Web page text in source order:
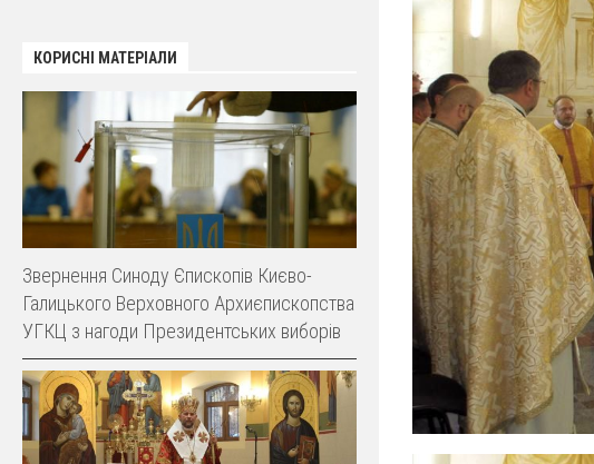
КОРИСНІ МАТЕРІАЛИ
Звернення Синоду Єпископів Києво-
Галицького Верховного Архиєпископства
УГКЦ з нагоди Президентських виборів